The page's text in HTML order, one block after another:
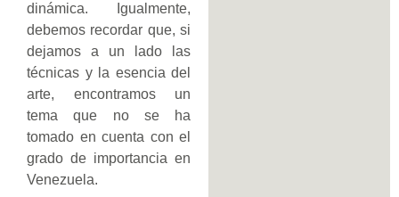
dinámica. Igualmente,
debemos recordar que, si
dejamos a un lado las
técnicas y la esencia del
arte, encontramos un
tema que no se ha
tomado en cuenta con el
grado de importancia en
Venezuela.